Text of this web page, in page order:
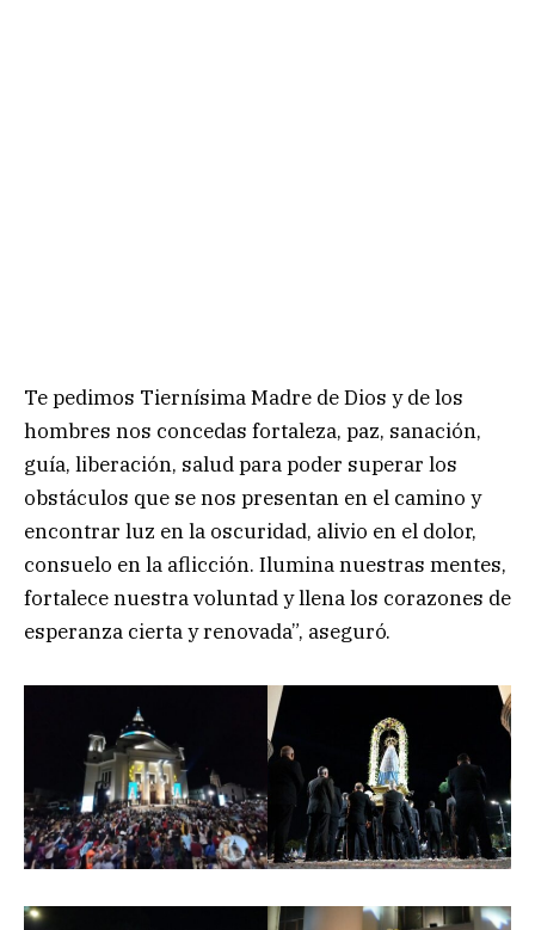
Te pedimos Tiernísima Madre de Dios y de los
hombres nos concedas fortaleza, paz, sanación,
guía, liberación, salud para poder superar los
obstáculos que se nos presentan en el camino y
encontrar luz en la oscuridad, alivio en el dolor,
consuelo en la aflicción. Ilumina nuestras mentes,
fortalece nuestra voluntad y llena los corazones de
esperanza cierta y renovada”, aseguró.